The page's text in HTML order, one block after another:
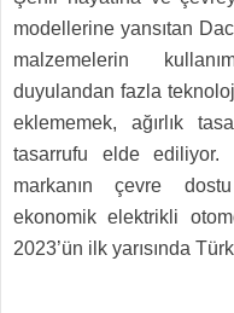
modellerine yansıtan
malzemelerin
duyulandan fazla
eklememek, ağırlık
tasarrufu elde
markanın çevre dostu
ekonomik elektrikli
2023’ün ilk yarısında